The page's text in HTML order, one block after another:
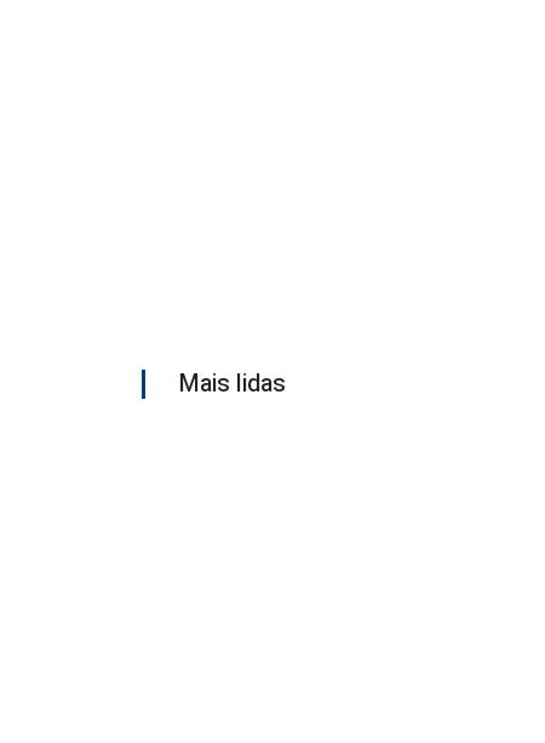
Mais lidas